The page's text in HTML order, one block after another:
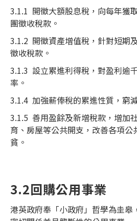
3.1.1 開徵大額股息稅，向每年獲
團徵收稅款。
3.1.2 開徵資產增值稅，針對短期
徵收稅款。
3.1.3 設立累進利得稅，對盈利逾
率。
3.1.4 加強薪俸稅的累進性質，窮
3.1.5 善用盈餘及新增稅款，增加
育、房屋等公共開支，改善各項公
貧。
3.2回購公用事業
港英政府奉「小政府」哲學為圭皋